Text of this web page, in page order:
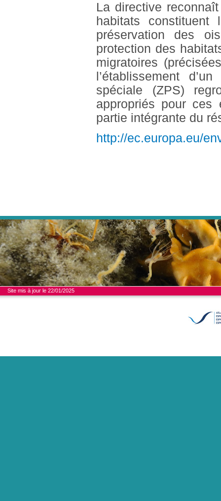
La directive
habitats
préservation des
protection des
migratoires
l’établissement
spéciale (ZPS)
appropriés pour ces
partie intégrante du
http://ec.europa.eu/
Site mis à jour le 22/01/2025